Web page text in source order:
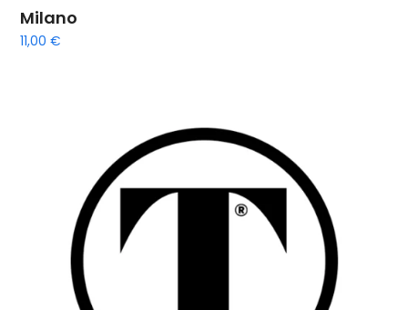
Milano
11,00€